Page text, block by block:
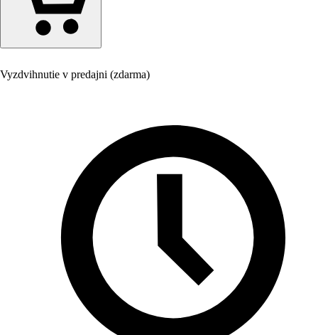
Vyzdvihnutie v predajni (zdarma)